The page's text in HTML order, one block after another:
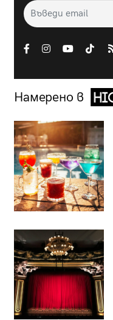
Намерено в